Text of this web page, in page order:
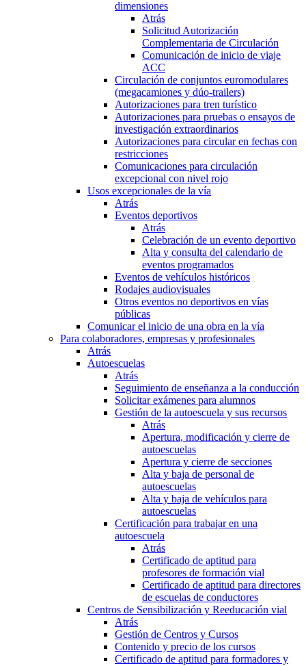
dimensiones
Atrás
Solicitud Autorización
Complementaria de Circulación
Comunicación de inicio de viaje
ACC
Circulación de conjuntos euromodulares
(megacamiones y dúo-trailers)
Autorizaciones para tren turístico
Autorizaciones para pruebas o ensayos de
investigación extraordinarios
Autorizaciones para circular en fechas con
restricciones
Comunicaciones para circulación
excepcional con nivel rojo
Usos excepcionales de la vía
Atrás
Eventos deportivos
Atrás
Celebración de un evento deportivo
Alta y consulta del calendario de
eventos programados
Eventos de vehículos históricos
Rodajes audiovisuales
Otros eventos no deportivos en vías
públicas
Comunicar el inicio de una obra en la vía
Para colaboradores, empresas y profesionales
Atrás
Autoescuelas
Atrás
Seguimiento de enseñanza a la conducción
Solicitar exámenes para alumnos
Gestión de la autoescuela y sus recursos
Atrás
Apertura, modificación y cierre de
autoescuelas
Apertura y cierre de secciones
Alta y baja de personal de
autoescuelas
Alta y baja de vehículos para
autoescuelas
Certificación para trabajar en una
autoescuela
Atrás
Certificado de aptitud para
profesores de formación vial
Certificado de aptitud para directores
de escuelas de conductores
Centros de Sensibilización y Reeducación vial
Atrás
Gestión de Centros y Cursos
Contenido y precio de los cursos
Certificado de aptitud para formadores y